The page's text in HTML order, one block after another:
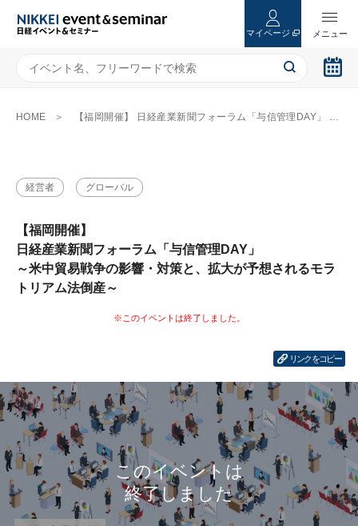
マイページ
HOME 【福岡開催】 日経産業新聞フォーラム「与信管理DAY」 ～米中貿易戦争の影響・対策と、拡大が予想されるモラトリアム法倒産～
経営者 グローバル
【福岡開催】
日経産業新聞フォーラム「与信管理DAY」
～米中貿易戦争の影響・対策と、拡大が予想されるモラ
トリアム法倒産～
リンクをコピー